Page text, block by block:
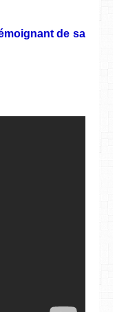
de sa